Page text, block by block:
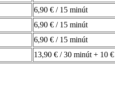
6,90 € / 15 minút
6,90 € / 15 minút
6,90 € / 15 minút
13,90 € / 30 minút + 10 €